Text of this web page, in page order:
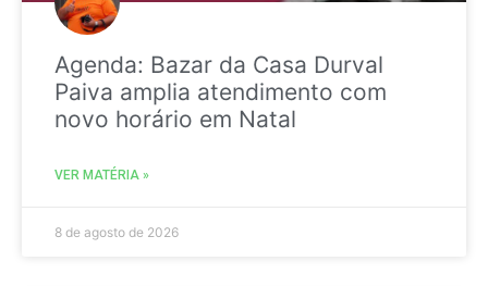
Agenda: Bazar da Casa Durval
Paiva amplia atendimento com
novo horário em Natal
VER MATÉRIA »
8 de agosto de 2026